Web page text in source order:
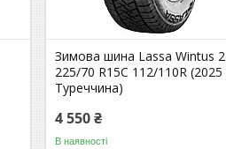
Зимова шина Lassa Wintus 2
225/70 R15C 112/110R (2025
Туреччина)
4 550 ₴
В наявності